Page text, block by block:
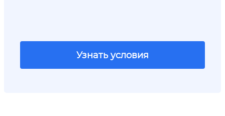
Узнать условия